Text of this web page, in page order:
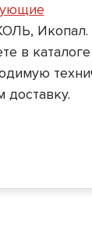
Икопал.
в каталоге